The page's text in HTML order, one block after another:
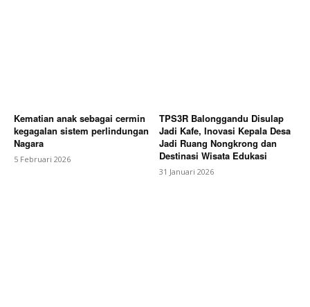
Kematian anak sebagai cermin
kegagalan sistem perlindungan
Nagara
5 Februari 2026
TPS3R Balonggandu Disulap
Jadi Kafe, Inovasi Kepala Desa
Jadi Ruang Nongkrong dan
Destinasi Wisata Edukasi
31 Januari 2026